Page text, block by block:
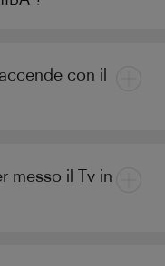
con il
messo il Tv in